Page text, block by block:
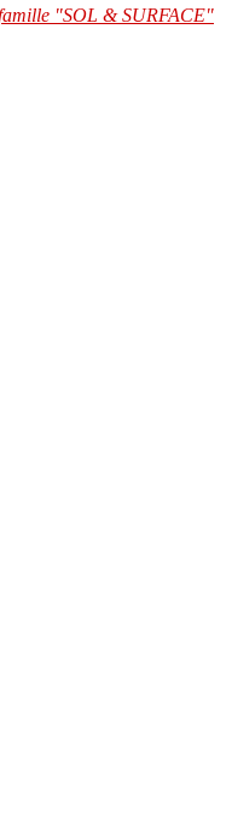
"SOL & SURFACE"